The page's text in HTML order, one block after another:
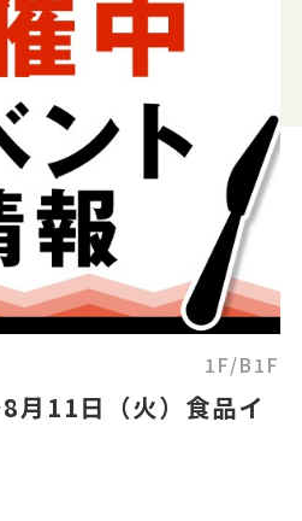
1F/B1F
月11日（火）食品イ